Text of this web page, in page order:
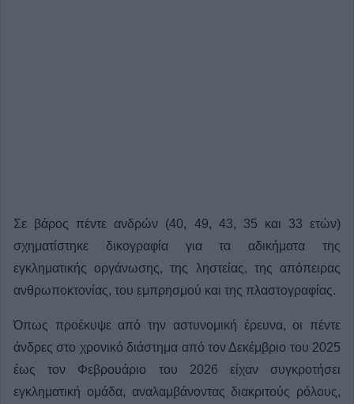
Σε βάρος πέντε ανδρών (40, 49, 43, 35 και 33 ετών)
σχηματίστηκε δικογραφία για τα αδικήματα της
εγκληματικής οργάνωσης, της ληστείας, της απόπειρας
ανθρωποκτονίας, του εμπρησμού και της πλαστογραφίας.
Όπως προέκυψε από την αστυνομική έρευνα, οι πέντε
άνδρες στο χρονικό διάστημα από τον Δεκέμβριο του 2025
έως τον Φεβρουάριο του 2026 είχαν συγκροτήσει
εγκληματική ομάδα, αναλαμβάνοντας διακριτούς ρόλους,